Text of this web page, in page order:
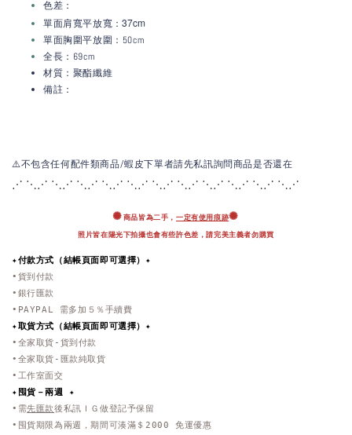
色差：
單面肩寬平放寬 ：37cm
單面胸圍平放圍：50cm
全長：69cm
材質：聚酯纖維
備註：
⚠️不包含任何配件類商品/蝦皮下單者請先私訊詢問商品是否還在
⋰ ⋱⋰ ⋱⋰ ⋱⋰ ⋱⋰ ⋱⋰ ⋱⋰ ⋱⋰ ⋱
⋰ ⋱⋰ ⋱⋰ ⋱⋰
✺ 商品皆為二手， 一定有使用痕跡✺
照片皆在陽光下拍攝也會有些許色差，請完美主義者勿購買
✦付款方式（結帳頁面即可選擇）✦
•貨到付款
•銀行匯款
•PAYPAL 需多加５％手續費
✦取貨方式 （結帳頁面即可選擇） ✦
•全家取貨-貨到付款
•全家取貨-匯款純取貨
•工作室面交
✦ 囤貨－兩週 ✦
•需先匯款後私訊ＩＧ做登記予保留
•囤貨期限為兩週，期間可湊滿＄2000 免運優惠